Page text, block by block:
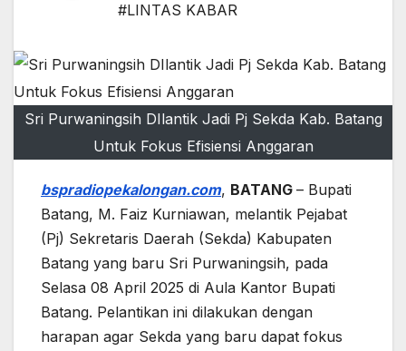
#LINTAS KABAR
Sri Purwaningsih DIlantik Jadi Pj Sekda Kab. Batang
Untuk Fokus Efisiensi Anggaran
bspradiopekalongan.com, BATANG – Bupati
Batang, M. Faiz Kurniawan, melantik Pejabat
(Pj) Sekretaris Daerah (Sekda) Kabupaten
Batang yang baru Sri Purwaningsih, pada
Selasa 08 April 2025 di Aula Kantor Bupati
Batang. Pelantikan ini dilakukan dengan
harapan agar Sekda yang baru dapat fokus